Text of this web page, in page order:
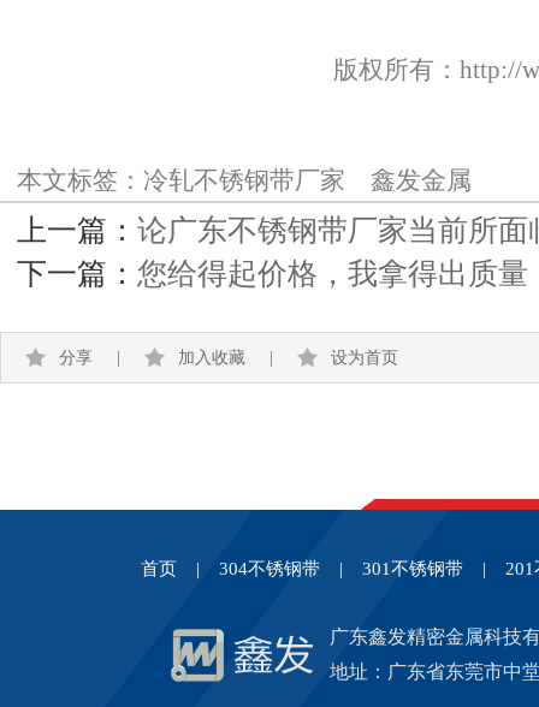
版权所有：http://
本文标签： 冷轧不锈钢带厂家 鑫发金属
上一篇： 论广东不锈钢带厂家当前所面
下一篇： 您给得起价格，我拿得出质量
分享 加入收藏 设为首页
首页 | 304不锈钢带 | 301不锈钢带 |
广东鑫发精密金属科技
地址：广东省东莞市中